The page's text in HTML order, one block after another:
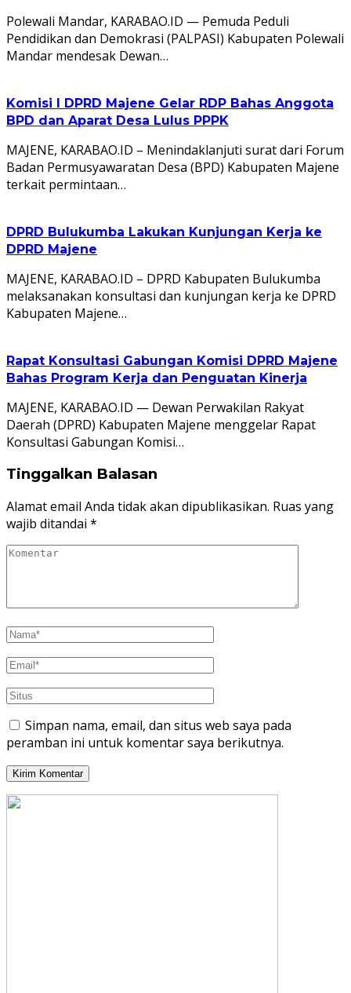
Polewali Mandar, KARABAO.ID — Pemuda Peduli
Pendidikan dan Demokrasi (PALPASI) Kabupaten Polewali
Mandar mendesak Dewan…
Komisi I DPRD Majene Gelar RDP Bahas Anggota
BPD dan Aparat Desa Lulus PPPK
MAJENE, KARABAO.ID – Menindaklanjuti surat dari Forum
Badan Permusyawaratan Desa (BPD) Kabupaten Majene
terkait permintaan…
DPRD Bulukumba Lakukan Kunjungan Kerja ke
DPRD Majene
MAJENE, KARABAO.ID – DPRD Kabupaten Bulukumba
melaksanakan konsultasi dan kunjungan kerja ke DPRD
Kabupaten Majene…
Rapat Konsultasi Gabungan Komisi DPRD Majene
Bahas Program Kerja dan Penguatan Kinerja
MAJENE, KARABAO.ID — Dewan Perwakilan Rakyat
Daerah (DPRD) Kabupaten Majene menggelar Rapat
Konsultasi Gabungan Komisi…
Tinggalkan Balasan
Alamat email Anda tidak akan dipublikasikan. Ruas yang
wajib ditandai *
Simpan nama, email, dan situs web saya pada
peramban ini untuk komentar saya berikutnya.